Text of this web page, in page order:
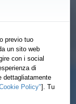
previo tuo
un sito web
con i social
di
dettagliatamente
Policy"]. Tu